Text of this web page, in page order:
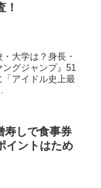
！
大学は？身長・
グジャンプ』51
アイドル史上最
寿しで食事券
イントはため